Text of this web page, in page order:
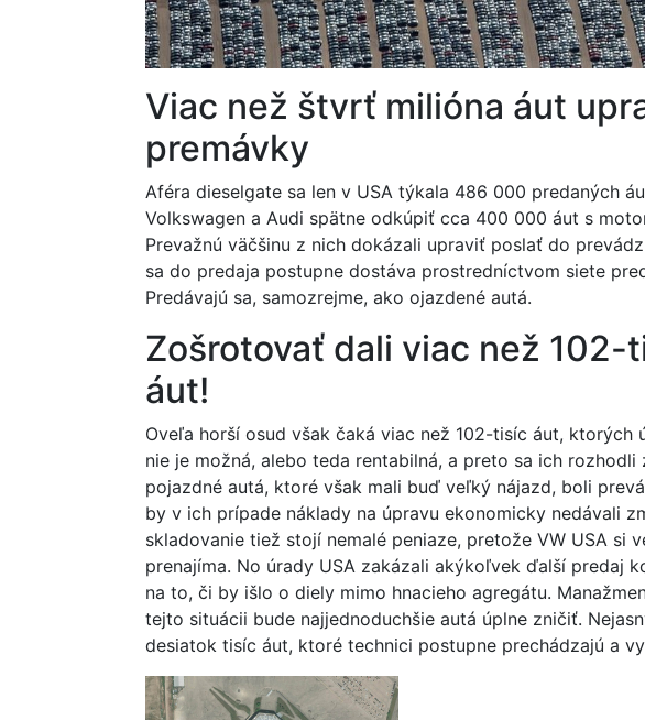
Viac než štvrť milióna áut
premávky
Aféra dieselgate sa len v USA týkala 486 000 predaných
Volkswagen a Audi spätne odkúpiť cca 400 000 áut s
Prevažnú väčšinu z nich dokázali upraviť poslať do
sa do predaja postupne dostáva prostredníctvom siete
Predávajú sa, samozrejme, ako ojazdené autá.
Zošrotovať dali viac než 102-
áut!
Oveľa horší osud však čaká viac než 102-tisíc áut, ktorých
nie je možná, alebo teda rentabilná, a preto sa ich
pojazdné autá, ktoré však mali buď veľký nájazd, boli
by v ich prípade náklady na úpravu ekonomicky nedávali
skladovanie tiež stojí nemalé peniaze, pretože VW USA si
prenajíma. No úrady USA zakázali akýkoľvek ďalší predaj
na to, či by išlo o diely mimo hnacieho agregátu.
tejto situácii bude najjednoduchšie autá úplne zničiť.
desiatok tisíc áut, ktoré technici postupne prechádzajú a